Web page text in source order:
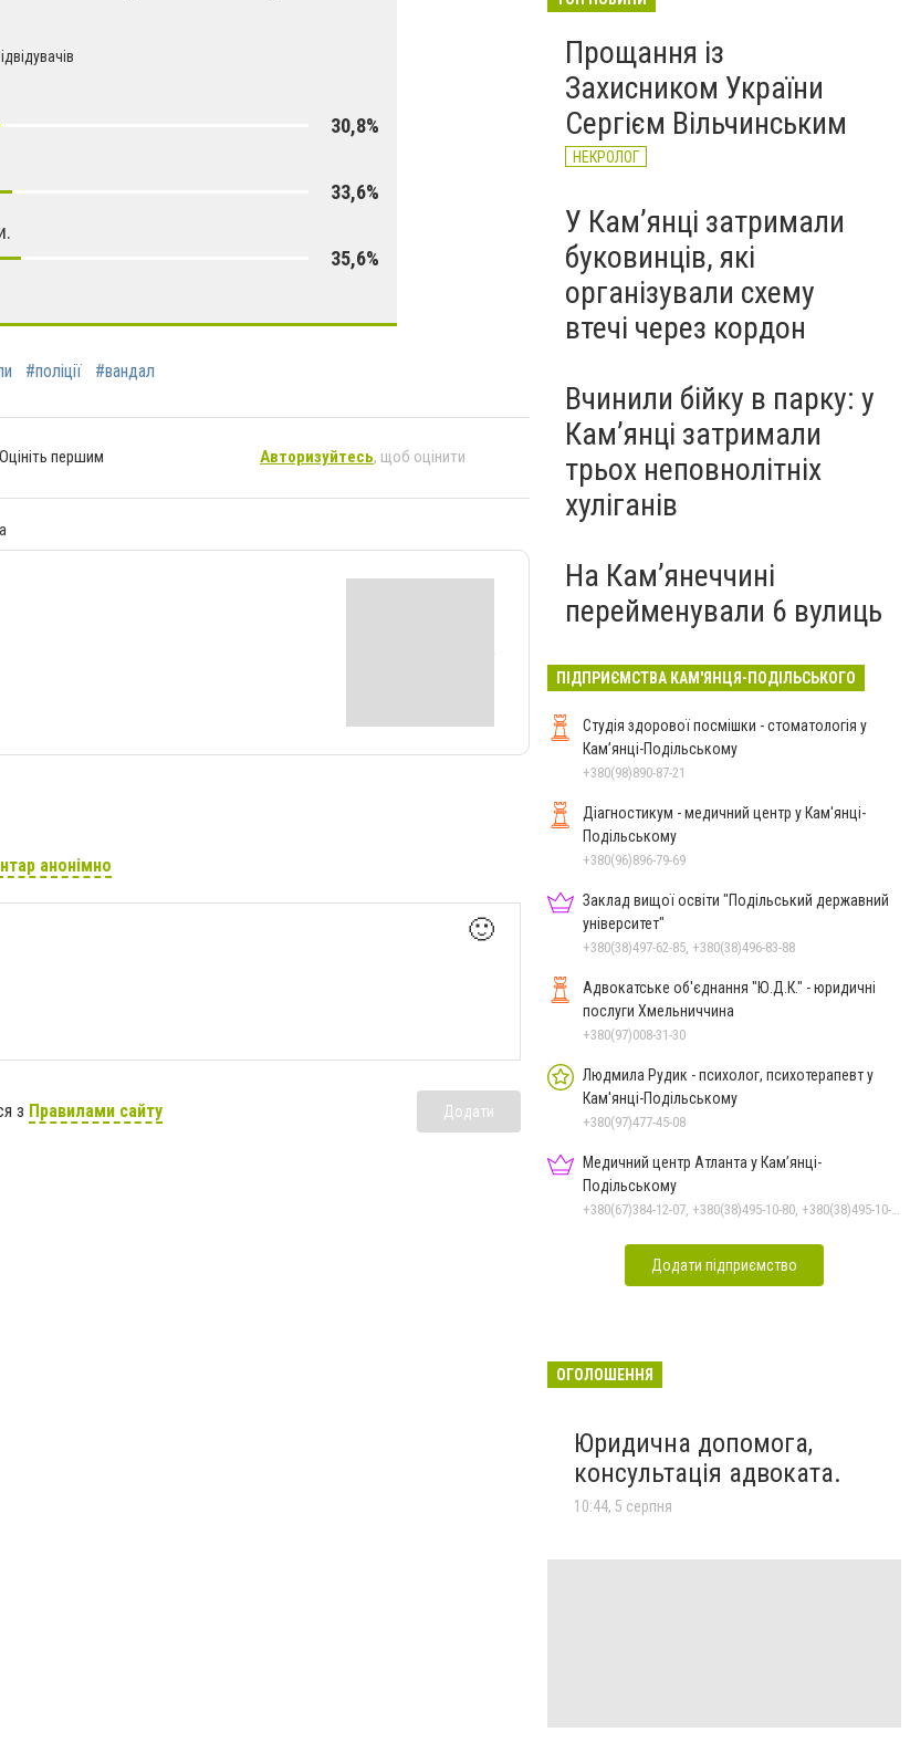
30,8%
33,6%
35,6%
#поліції #вандал
Оцініть першим Авторизуйтесь, щоб оцінити
анонімно
🙂
з Правилами сайту Додати
Прощання із
Захисником України
Сергієм Вільчинським
НЕКРОЛОГ
У Кам’янці затримали
буковинців, які
організували схему
втечі через кордон
Вчинили бійку в парку: у
Кам’янці затримали
трьох неповнолітніх
хуліганів
На Камʼянеччині
перейменували 6 вулиць
ПІДПРИЄМСТВА КАМ'ЯНЦЯ-ПОДІЛЬСЬКОГО
Студія здорової посмішки - стоматологія у
Кам’янці-Подільському
+380(98)890-87-21
Діагностикум - медичний центр у Кам'янці-
Подільському
+380(96)896-79-69
Заклад вищої освіти "Подільський державний
університет"
+380(38)497-62-85, +380(38)496-83-88
Адвокатське об'єднання "Ю.Д.К." - юридичні
послуги Хмельниччина
+380(97)008-31-30
Людмила Рудик - психолог, психотерапевт у
Кам'янці-Подільському
+380(97)477-45-08
Медичний центр Атланта у Кам’янці-
Подільському
+380(67)384-12-07, +380(38)495-10-80, +380(38)495-10-70
Додати підприємство
ОГОЛОШЕННЯ
Юридична допомога,
консультація адвоката.
10:44, 5 серпня